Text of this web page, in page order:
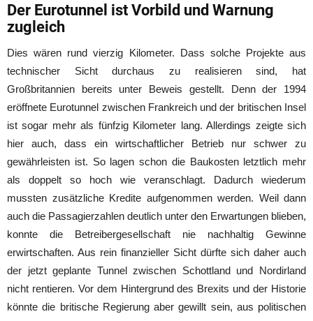
Der Eurotunnel ist Vorbild und Warnung
zugleich
Dies wären rund vierzig Kilometer. Dass solche Projekte aus
technischer Sicht durchaus zu realisieren sind, hat
Großbritannien bereits unter Beweis gestellt. Denn der 1994
eröffnete Eurotunnel zwischen Frankreich und der britischen Insel
ist sogar mehr als fünfzig Kilometer lang. Allerdings zeigte sich
hier auch, dass ein wirtschaftlicher Betrieb nur schwer zu
gewährleisten ist. So lagen schon die Baukosten letztlich mehr
als doppelt so hoch wie veranschlagt. Dadurch wiederum
mussten zusätzliche Kredite aufgenommen werden. Weil dann
auch die Passagierzahlen deutlich unter den Erwartungen blieben,
konnte die Betreibergesellschaft nie nachhaltig Gewinne
erwirtschaften. Aus rein finanzieller Sicht dürfte sich daher auch
der jetzt geplante Tunnel zwischen Schottland und Nordirland
nicht rentieren. Vor dem Hintergrund des Brexits und der Historie
könnte die britische Regierung aber gewillt sein, aus politischen